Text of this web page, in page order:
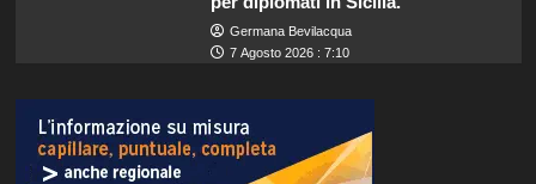
Germana Bevilacqua
7 Agosto 2026 : 7:10